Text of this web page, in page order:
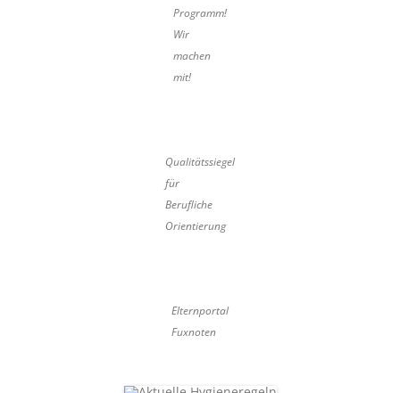
Programm!
Wir
machen
mit!
Qualitätssiegel
für
Berufliche
Orientierung
Elternportal
Fuxnoten